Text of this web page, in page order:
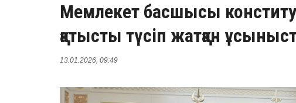
Мемлекет басшысы
қатысты түсіп жатқан
13.01.2026, 09:49